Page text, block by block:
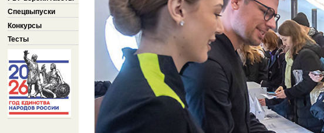
Спецвыпуски
Конкурсы
Тесты